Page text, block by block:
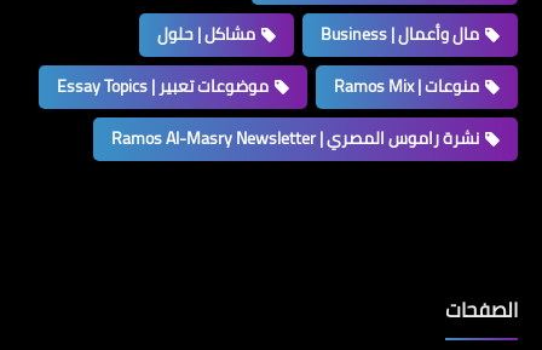
مال وأعمال | Business
مشاكل | حلول
منوعات | Ramos Mix
موضوعات تعبير | Essay Topics
نشرة راموس المصري | Ramos Al-Masry Newsletter
الصفحات